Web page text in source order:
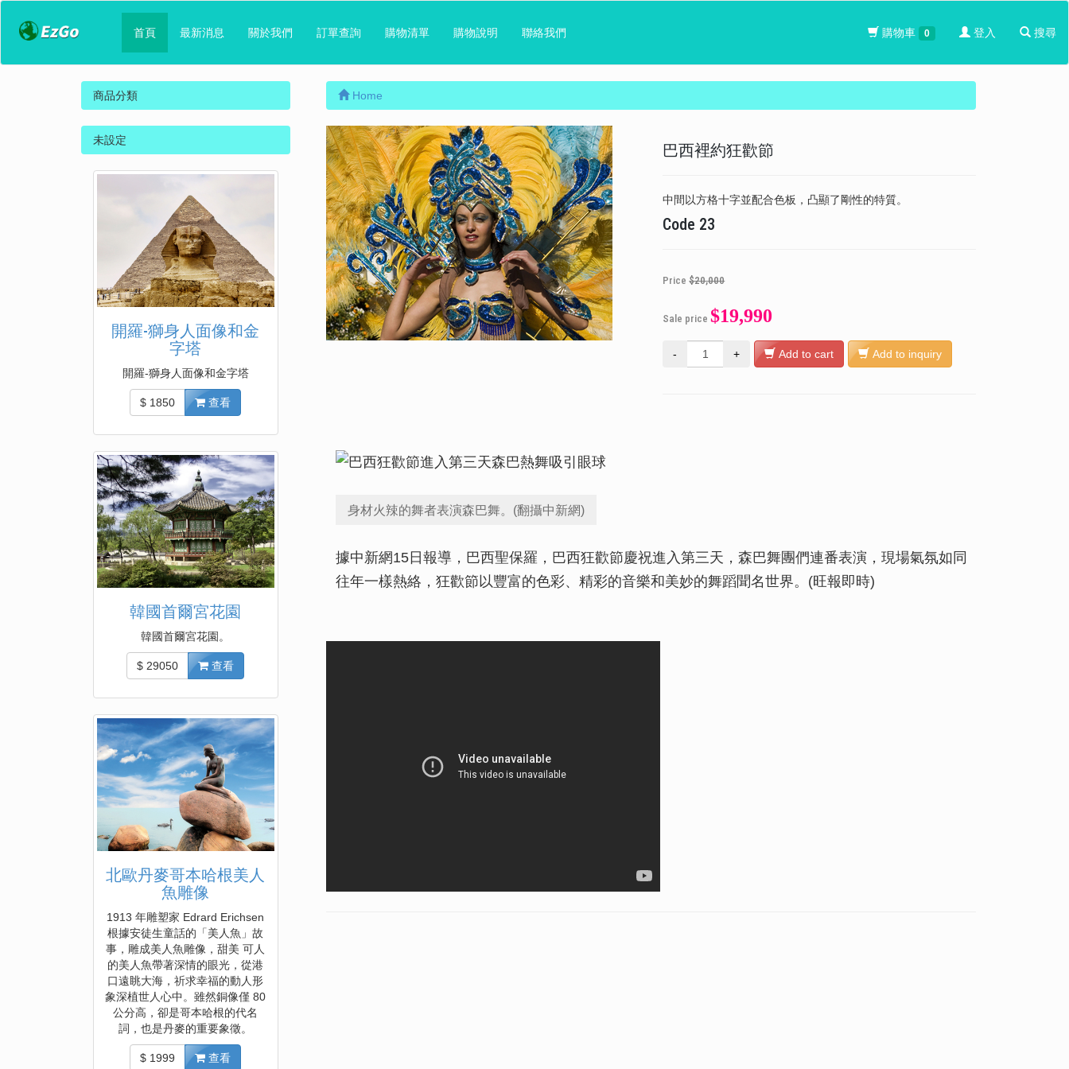
首頁 最新消息 關於我們 訂單查詢 購物清單 購物說明 聯絡我們 購物車 0 登入 搜尋
商品分類
未設定
開羅-獅身人面像和金
字塔
開羅-獅身人面像和金字塔
$ 1850 查看
韓國首爾宮花園
韓國首爾宮花園。
$ 29050 查看
北歐丹麥哥本哈根美人
魚雕像
1913 年雕塑家 Edrard Erichsen
根據安徒生童話的「美人魚」故
事，雕成美人魚雕像，甜美 可人
的美人魚帶著深情的眼光，從港
口遠眺大海，祈求幸福的動人形
象深植世人心中。雖然銅像僅 80
公分高，卻是哥本哈根的代名
詞，也是丹麥的重要象徵。
$ 1999 查看
Home
巴西裡約狂歡節
中間以方格十字並配合色板，凸顯了剛性的特質。
Code 23
Price $20,000
Sale price $19,990
- + Add to cart Add to inquiry
身材火辣的舞者表演森巴舞。(翻攝中新網)
據中新網15日報導，巴西聖保羅，巴西狂歡節慶祝進入第三天，森巴舞團們連番表演，現場氣氛如同
往年一樣熱絡，狂歡節以豐富的色彩、精彩的音樂和美妙的舞蹈聞名世界。(旺報即時)